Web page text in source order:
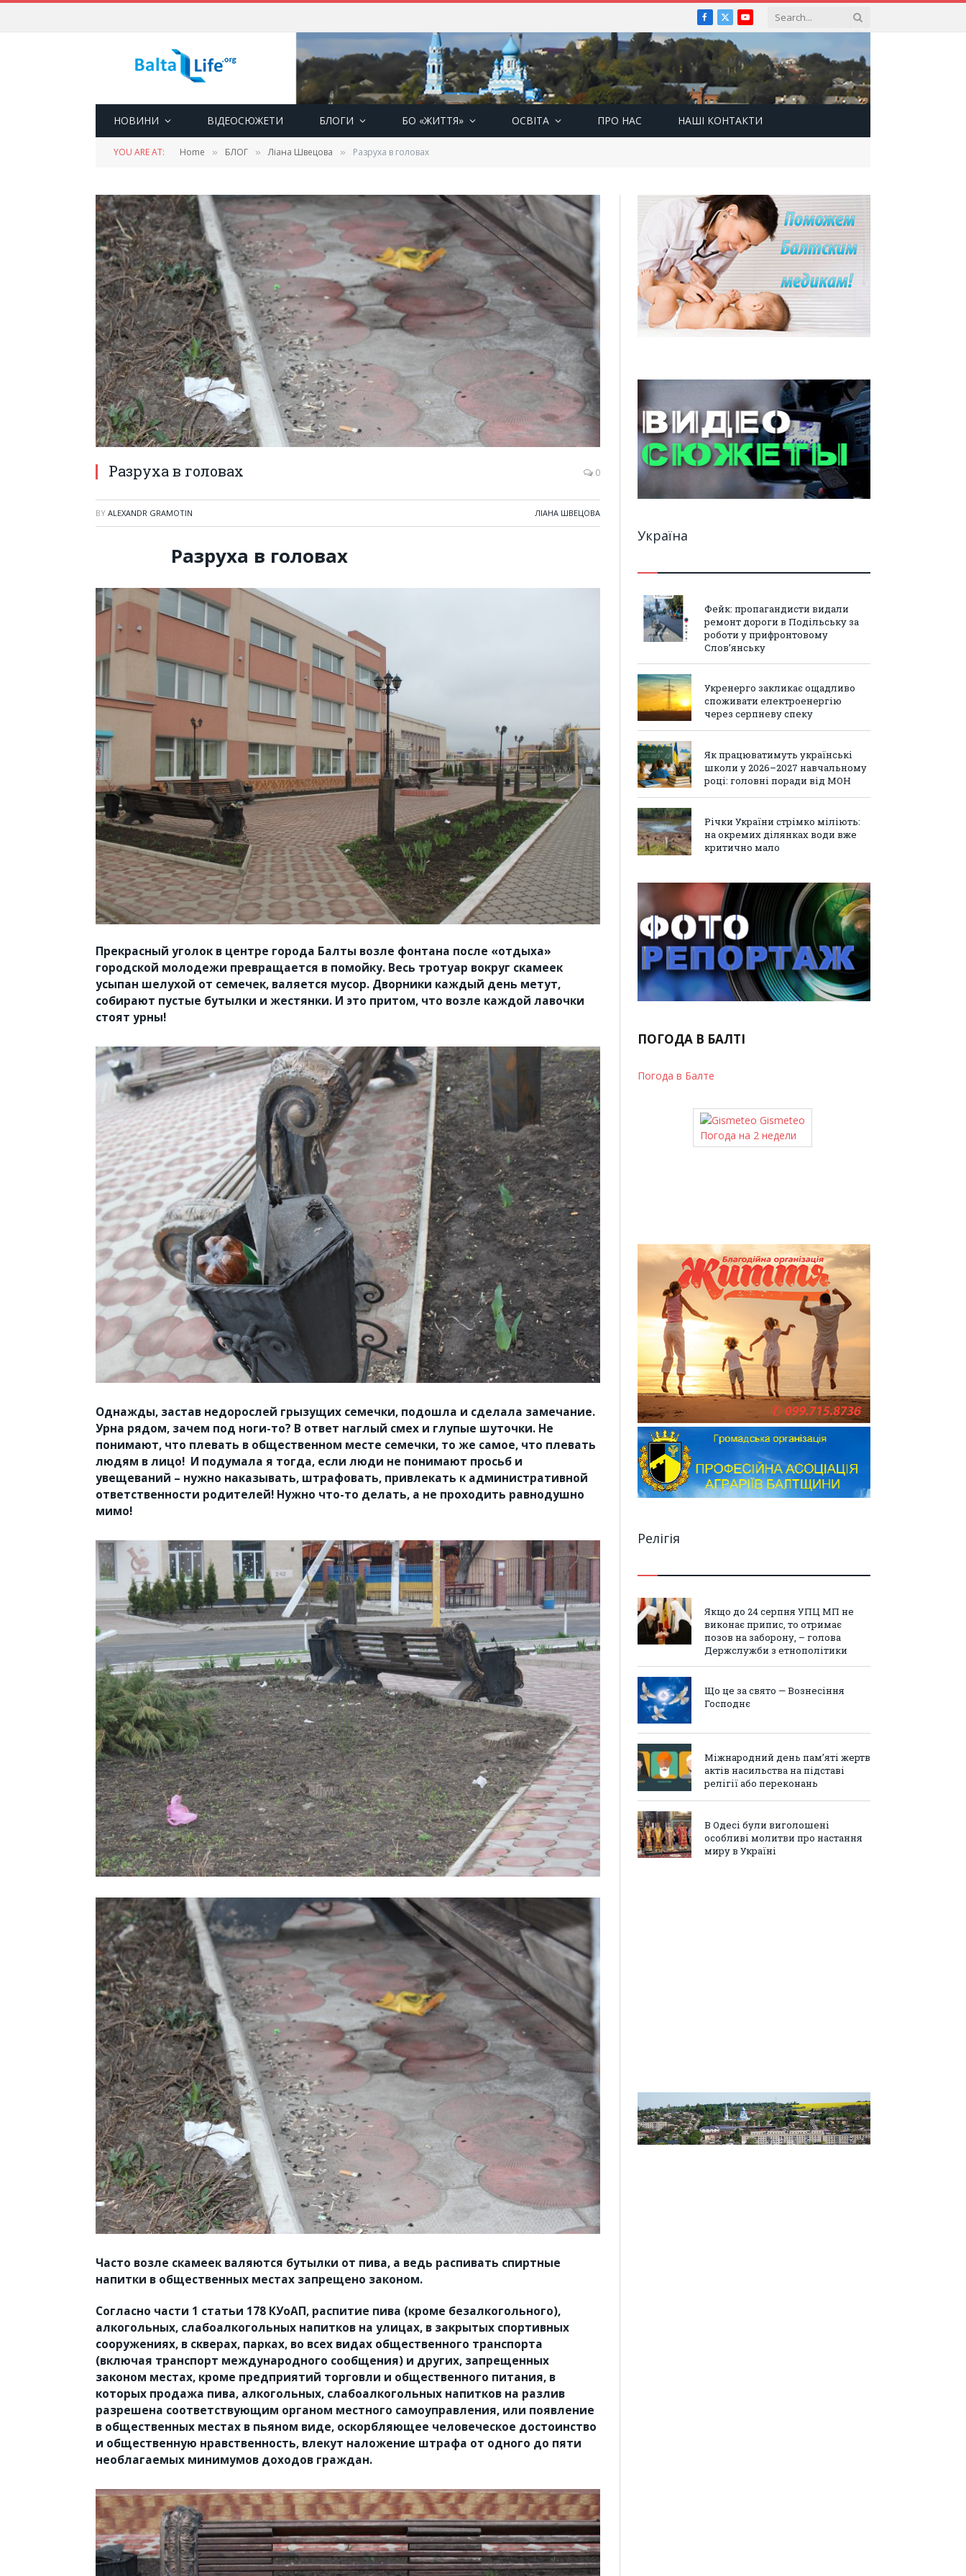
Facebook
X
(Twitter)
YouTube
НОВИНИ ВІДЕОСЮЖЕТИ БЛОГИ БО «ЖИТТЯ» ОСВІТА ПРО НАС НАШІ КОНТАКТИ
YOU ARE AT: Home » БЛОГ » Ліана Швецова » Разруха в головах
Разруха в головах 0
BY ALEXANDR GRAMOTIN ЛІАНА ШВЕЦОВА
Разруха в головах
Прекрасный уголок в центре города Балты возле фонтана после «отдыха»
городской молодежи превращается в помойку. Весь тротуар вокруг скамеек
усыпан шелухой от семечек, валяется мусор. Дворники каждый день метут,
собирают пустые бутылки и жестянки. И это притом, что возле каждой лавочки
стоят урны!
Однажды, застав недорослей грызущих семечки, подошла и сделала замечание.
Урна рядом, зачем под ноги-то? В ответ наглый смех и глупые шуточки. Не
понимают, что плевать в общественном месте семечки, то же самое, что плевать
людям в лицо! И подумала я тогда, если люди не понимают просьб и
увещеваний – нужно наказывать, штрафовать, привлекать к административной
ответственности родителей! Нужно что-то делать, а не проходить равнодушно
мимо!
Часто возле скамеек валяются бутылки от пива, а ведь распивать спиртные
напитки в общественных местах запрещено законом.
Согласно части 1 статьи 178 КУоАП, распитие пива (кроме безалкогольного),
алкогольных, слабоалкогольных напитков на улицах, в закрытых спортивных
сооружениях, в скверах, парках, во всех видах общественного транспорта
(включая транспорт международного сообщения) и других, запрещенных
законом местах, кроме предприятий торговли и общественного питания, в
которых продажа пива, алкогольных, слабоалкогольных напитков на разлив
разрешена соответствующим органом местного самоуправления, или появление
в общественных местах в пьяном виде, оскорбляющее человеческое достоинство
и общественную нравственность, влекут наложение штрафа от одного до пяти
необлагаемых минимумов доходов граждан.
Україна
Фейк: пропагандисти видали
ремонт дороги в Подільську за
роботи у прифронтовому
Слов’янську
Укренерго закликає ощадливо
споживати електроенергію
через серпневу спеку
Як працюватимуть українські
школи у 2026–2027 навчальному
році: головні поради від МОН
Річки України стрімко міліють:
на окремих ділянках води вже
критично мало
ПОГОДА В БАЛТІ
Погода в Балте
Gismeteo
Погода на 2 недели
Релігія
Якщо до 24 серпня УПЦ МП не
виконає припис, то отримає
позов на заборону, – голова
Держслужби з етнополітики
Що це за свято — Вознесіння
Господнє
Міжнародний день пам’яті жертв
актів насильства на підставі
релігії або переконань
В Одесі були виголошені
особливі молитви про настання
миру в Україні